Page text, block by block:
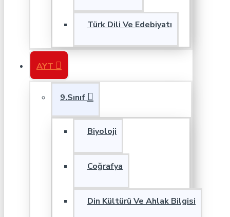
Türk Dili Ve Edebiyatı
AYT
9.Sınıf
Biyoloji
Coğrafya
Din Kültürü Ve Ahlak Bilgisi